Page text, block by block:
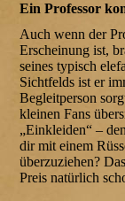
Ein Professor
Auch wenn der
Erscheinung ist,
seines typisch
Sichtfelds ist er
Begleitperson
kleinen Fans
„Einkleiden“ –
dir mit einem
überzuziehen?
Preis natürlich